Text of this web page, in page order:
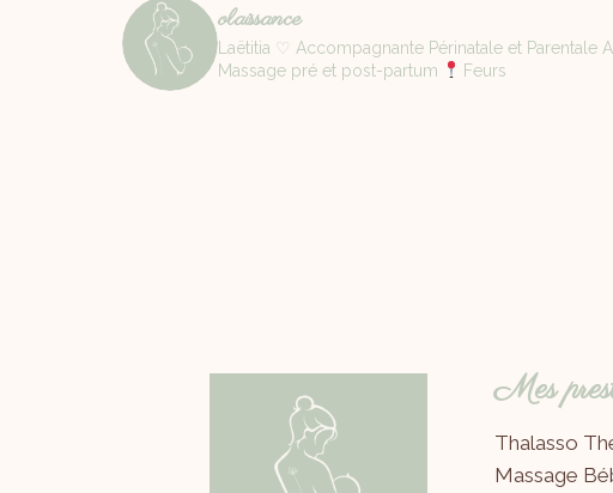
olaissance
Laëtitia ♡ Accompagnante Périnatale et Parentale
Massage pré et post-partum
Feurs
Mes
Thalasso
Massage